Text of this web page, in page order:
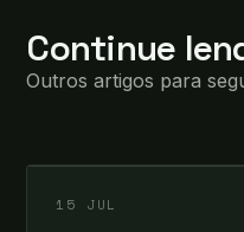
Continue
Outros artigos para
INSIGHTS
15 JUL